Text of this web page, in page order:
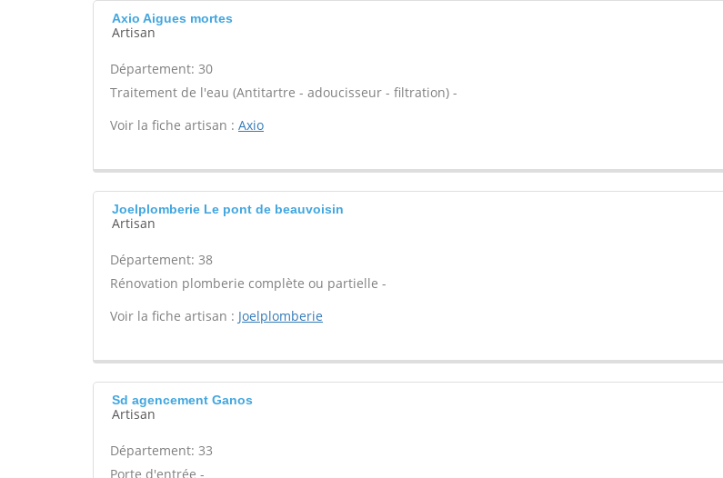
Axio Aigues mortes
Artisan
Département: 30
Traitement de l'eau (Antitartre - adoucisseur - filtration) -
Voir la fiche artisan : Axio
Joelplomberie Le pont de beauvoisin
Artisan
Département: 38
Rénovation plomberie complète ou partielle -
Voir la fiche artisan : Joelplomberie
Sd agencement Ganos
Artisan
Département: 33
Porte d'entrée -